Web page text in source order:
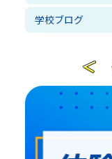
学校ブログ